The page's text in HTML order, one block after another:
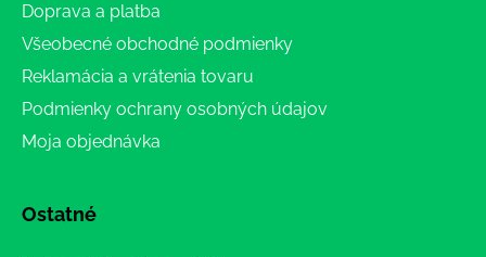
Doprava a platba
Všeobecné obchodné podmienky
Reklamácia a vrátenia tovaru
Podmienky ochrany osobných údajov
Moja objednávka
Ostatné